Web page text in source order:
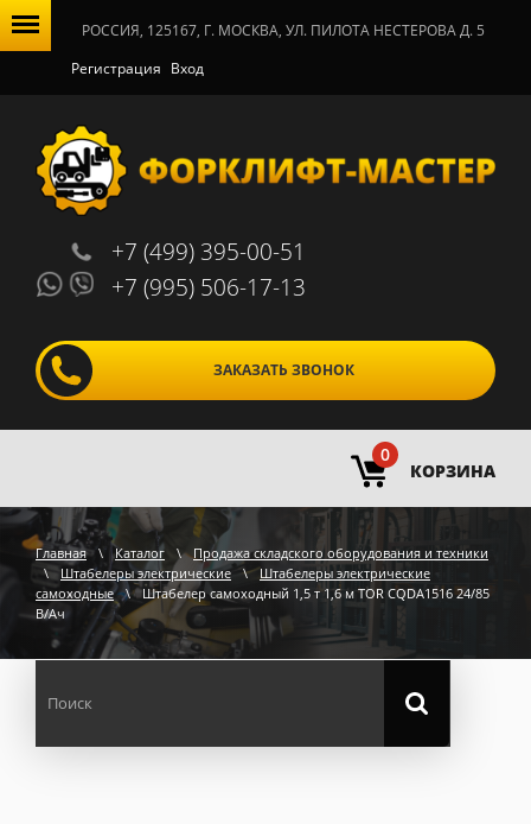
РОССИЯ, 125167, Г. МОСКВА, УЛ. ПИЛОТА НЕСТЕРОВА Д. 5
Регистрация Вход
+7 (499) 395-00-51
+7 (995) 506-17-13
ЗАКАЗАТЬ ЗВОНОК
0
КОРЗИНА
Главная \ Каталог \
Продажа складского оборудования и техники
\
Штабелеры электрические \
Штабелеры электрические
самоходные
\ Штабелер самоходный 1,5 т 1,6 м TOR CQDA1516 24/85
В/Ач